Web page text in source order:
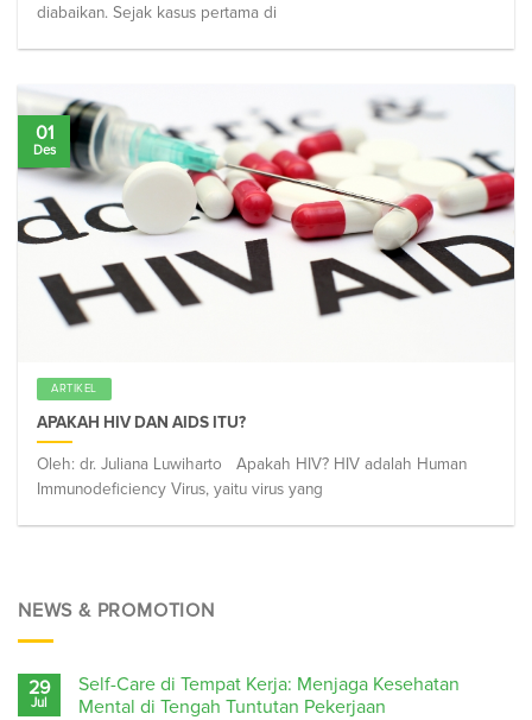
diabaikan. Sejak kasus pertama di
ARTIKEL
APAKAH HIV DAN AIDS ITU?
Oleh: dr. Juliana Luwiharto Apakah HIV? HIV adalah Human
Immunodeficiency Virus, yaitu virus yang
01
Des
NEWS & PROMOTION
29
Jul
Self-Care di Tempat Kerja: Menjaga Kesehatan
Mental di Tengah Tuntutan Pekerjaan